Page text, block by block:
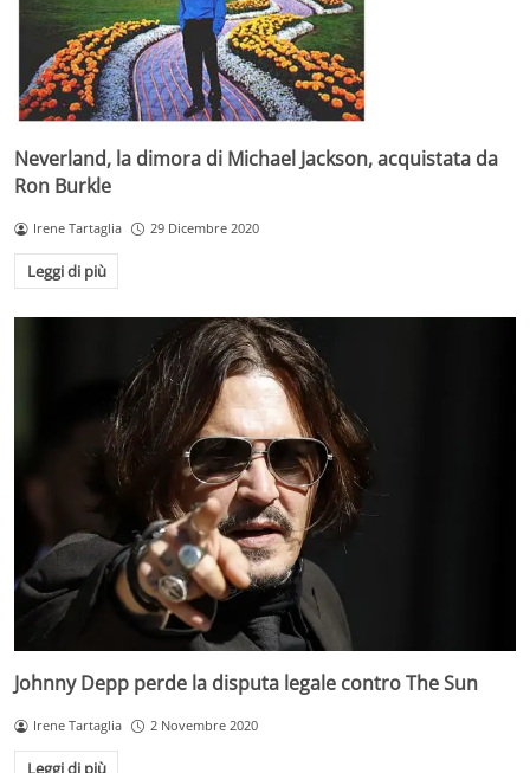
Neverland, la dimora di Michael Jackson, acquistata da
Ron Burkle
Irene Tartaglia 29 Dicembre 2020
Leggi di più
Johnny Depp perde la disputa legale contro The Sun
Irene Tartaglia 2 Novembre 2020
Leggi di più